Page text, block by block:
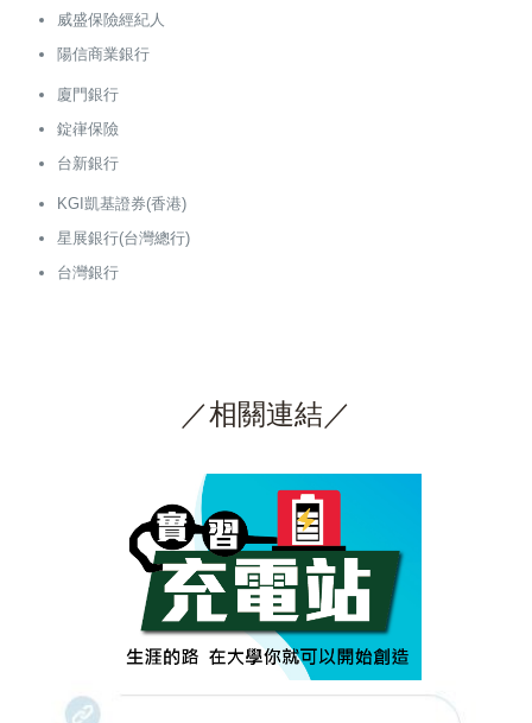
威盛保險經紀人
陽信商業銀行
廈門銀行
錠嵂保險
台新銀行
KGI凱基證券(香港)
星展銀行(台灣總行)
台灣銀行
／相關連結／